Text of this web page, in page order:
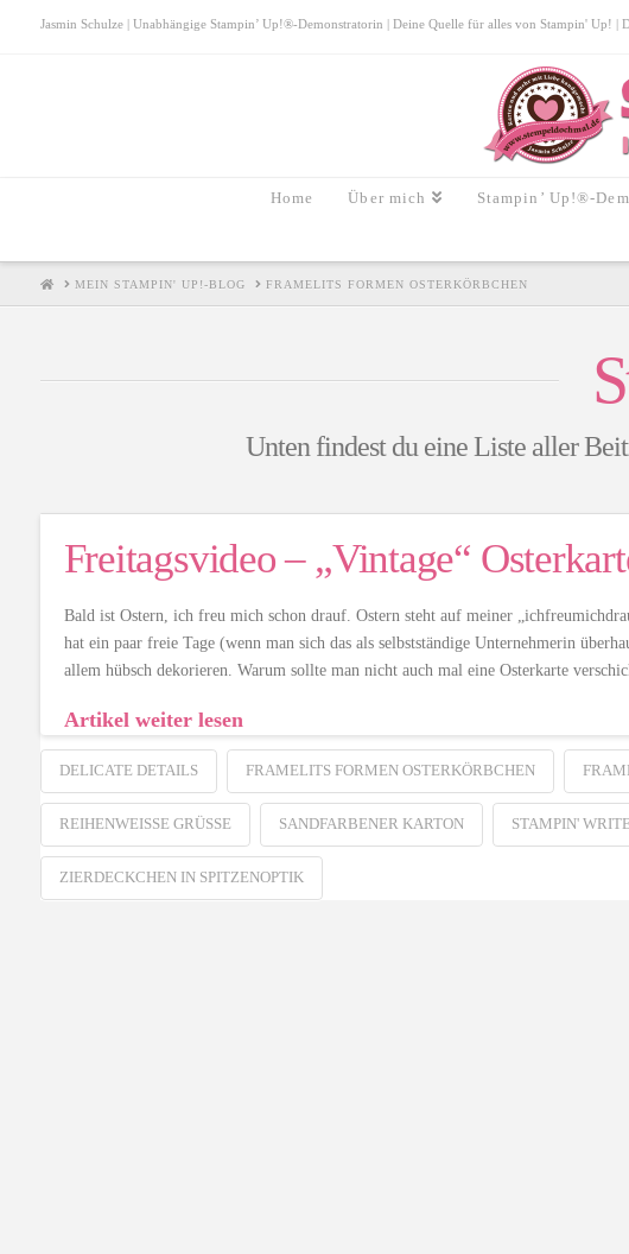
Jasmin Schulze | Unabhängige Stampin’ Up!®-Demonstratorin | Deine Quelle für alles von Stampin'
Home Über mich Stampin’ Up!®-
HOMEMEIN STAMPIN' UP!-BLOG FRAMELITS FORMEN OSTERKÖRBCHEN
Unten findest du eine Liste aller
Freitagsvideo – „Vintage“
Bald ist Ostern, ich freu mich schon drauf. Ostern steht auf meiner
hat ein paar freie Tage (wenn man sich das als selbstständige Unternehmerin
allem hübsch dekorieren. Warum sollte man nicht auch mal eine Osterkarte
Artikel weiter lesen
DELICATE DETAILS FRAMELITS FORMEN OSTERKÖRBCHEN
REIHENWEISSE GRÜSSE SANDFARBENER KARTON STAMPIN'
ZIERDECKCHEN IN SPITZENOPTIK